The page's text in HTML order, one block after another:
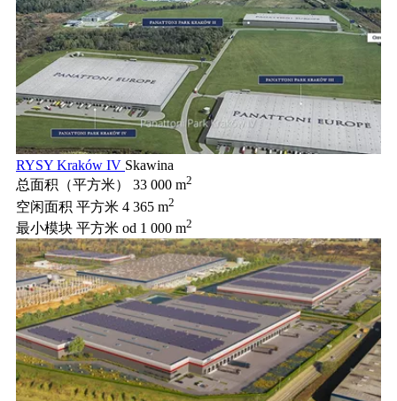
RYSY Kraków IV Skawina
总面积（平方米）
33 000 m2
空闲面积 平方米 4 365 m2
最小模块 平方米 od 1 000 m2